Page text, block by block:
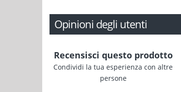
Opinioni degli utenti
Recensisci questo prodotto
Condividi la tua esperienza con altre
persone